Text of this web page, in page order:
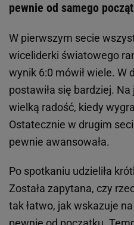
pewnie od samego
W pierwszym secie
wiceliderki światowego
wynik 6:0 mówił wiele. W
postawiła się bardziej.
wielką radość, kiedy
Ostatecznie w drugim
pewnie awansowała.
Po spotkaniu udzieliła
Została zapytana, czy
tak łatwo, jak wskazuje